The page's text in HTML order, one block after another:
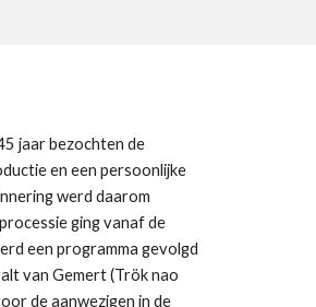
jaar bezochten de
en een persoonlijke
werd daarom
ging vanaf de
een programma gevolgd
van Gemert (Trök nao
de aanwezigen in de